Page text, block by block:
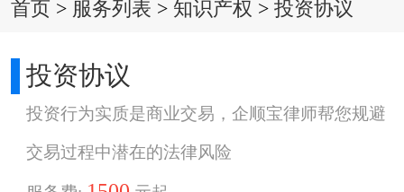
首页 > 服务列表 > 知识产权 >投资协议
投资协议
投资行为实质是商业交易，企顺宝律师帮您规避
交易过程中潜在的法律风险